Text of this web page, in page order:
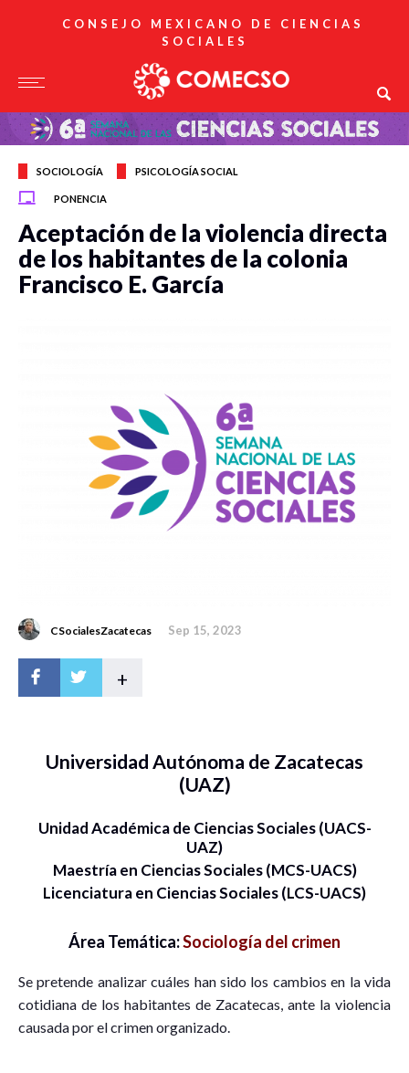
CONSEJO MEXICANO DE CIENCIAS
SOCIALES
SOCIOLOGÍA PSICOLOGÍA SOCIAL
PONENCIA
Aceptación de la violencia directa
de los habitantes de la colonia
Francisco E. García
CSocialesZacatecas Sep 15, 2023
+
Universidad Autónoma de Zacatecas
(UAZ)
Unidad Académica de Ciencias Sociales (UACS-
UAZ)
Maestría en Ciencias Sociales (MCS-UACS)
Licenciatura en Ciencias Sociales (LCS-UACS)
Área Temática:Sociología del crimen
Se pretende analizar cuáles han sido los cambios en la vida
cotidiana de los habitantes de Zacatecas, ante la violencia
causada por el crimen organizado.